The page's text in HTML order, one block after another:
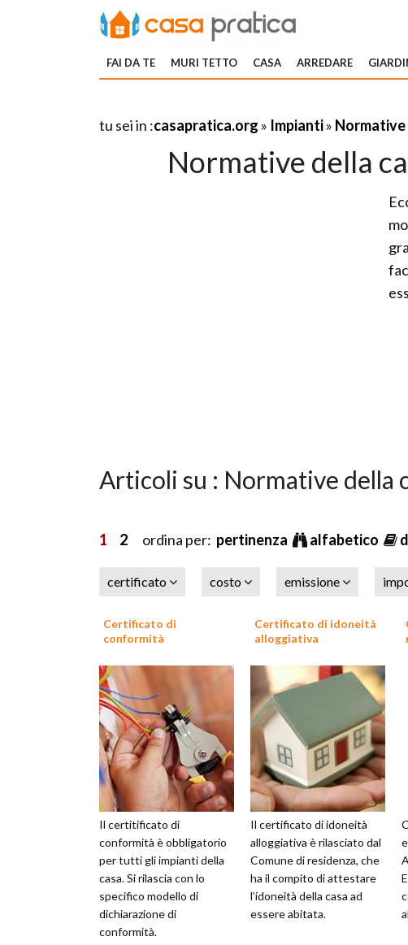
FAI DA TE MURI TETTO CASA ARREDARE
tu sei in :casapratica.org » Impianti» Normative
Normative della
Articoli su : Normative della
1 2 ordina per: pertinenza alfabetico
certificato costo emissione
Certificato di
conformità
Il certitificato di
conformità è obbligatorio
per tutti gli impianti della
casa. Si rilascia con lo
specifico modello di
dichiarazione di
conformità.
Certificato di idoneità
alloggiativa
Il certificato di idoneità
alloggiativa è rilasciato dal
Comune di residenza, che
ha il compito di attestare
l’idoneità della casa ad
essere abitata.